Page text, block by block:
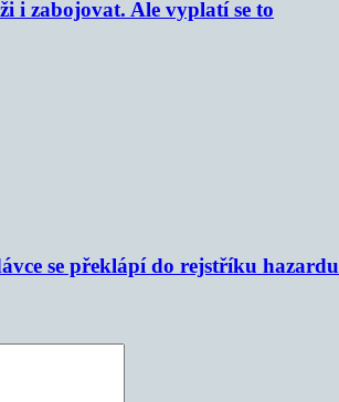
i zabojovat. Ale vyplatí se to
se překlápí do rejstříku hazardu